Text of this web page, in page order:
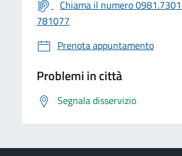
Chiama il numero
781077
Prenota appuntamento
Problemi in città
Segnala disservizio